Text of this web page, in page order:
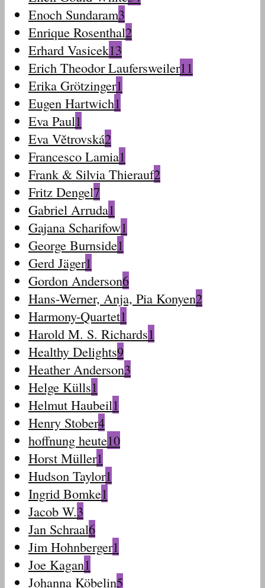
Enoch Sundaram3
Enrique Rosenthal2
Erhard Vasicek13
Erich Theodor Laufersweiler11
Erika Grötzinger1
Eugen Hartwich1
Eva Paul1
Eva Větrovská2
Francesco Lamia1
Frank & Silvia Thierauf2
Fritz Dengel7
Gabriel Arruda1
Gajana Scharifow1
George Burnside1
Gerd Jäger1
Gordon Anderson6
Hans-Werner, Anja, Pia Konyen2
Harmony-Quartet1
Harold M. S. Richards1
Healthy Delights9
Heather Anderson3
Helge Külls1
Helmut Haubeil1
Henry Stober4
hoffnung heute10
Horst Müller1
Hudson Taylor1
Ingrid Bomke1
Jacob W.3
Jan Schraal6
Jim Hohnberger1
Joe Kagan1
Johanna Köbelin5